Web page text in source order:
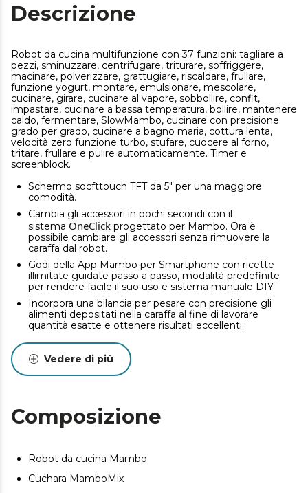
Descrizione
Robot da cucina multifunzione con 37 funzioni: tagliare a
pezzi, sminuzzare, centrifugare, triturare, soffriggere,
macinare, polverizzare, grattugiare, riscaldare, frullare,
funzione yogurt, montare, emulsionare, mescolare,
cucinare, girare, cucinare al vapore, sobbollire, confit,
impastare, cucinare a bassa temperatura, bollire, mantenere
caldo, fermentare, SlowMambo, cucinare con precisione
grado per grado, cucinare a bagno maria, cottura lenta,
velocità zero funzione turbo, stufare, cuocere al forno,
tritare, frullare e pulire automaticamente. Timer e
screenblock.
Schermo socfttouch TFT da 5" per una maggiore
comodità.
Cambia gli accessori in pochi secondi con il
sistema OneClick progettato per Mambo. Ora è
possibile cambiare gli accessori senza rimuovere la
caraffa dal robot.
Godi della App Mambo per Smartphone con ricette
illimitate guidate passo a passo, modalità predefinite
per rendere facile il suo uso e sistema manuale DIY.
Incorpora una bilancia per pesare con precisione gli
alimenti depositati nella caraffa al fine di lavorare
quantità esatte e ottenere risultati eccellenti.
Caraffa in acciaio inossidabile di alta qualità lavabile in
lavastoviglie.
La sua velocità zero cuocere e soffriggere senza
necessità di mettere velocità come in una casseruola o
La funzione soffritto permette di cucinare ad una
temperatura superiore quando si desidera utilizzarla per
possibile ottenere impasti omogenei e con maggior
Vedere di più
Composizione
Robot da cucina Mambo
Cuchara MamboMix